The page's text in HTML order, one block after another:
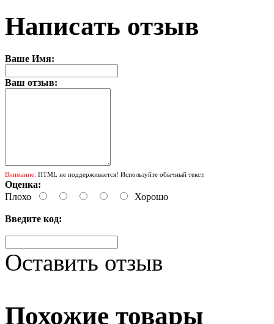
Написать отзыв
Ваше Имя:
Ваш отзыв:
Внимание: HTML не поддерживается! Используйте обычный текст.
Оценка:
Плохо
Хорошо
Введите код:
Оставить отзыв
Похожие товары